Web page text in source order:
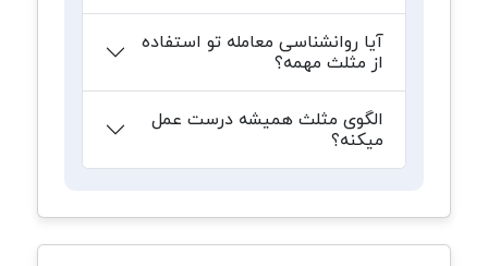
آیا روانشناسی معامله تو استفاده
از مثلث مهمه؟
الگوی مثلث همیشه درست عمل
میکنه؟